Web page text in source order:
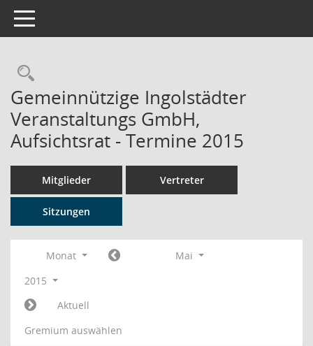
Toggle navigation
Rechercheauswahl
Gemeinnützige Ingolstädter
Veranstaltungs GmbH,
Aufsichtsrat - Termine 2015
Mitglieder Vertreter
Sitzungen
Monat
Mai
2015
Aktuell
Gremium auswählen